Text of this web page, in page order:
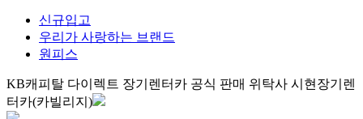
신규입고
우리가 사랑하는 브랜드
원피스
KB캐피탈 다이렉트 장기렌터카 공식 판매 위탁사 시현장기렌
터카(카빌리지)